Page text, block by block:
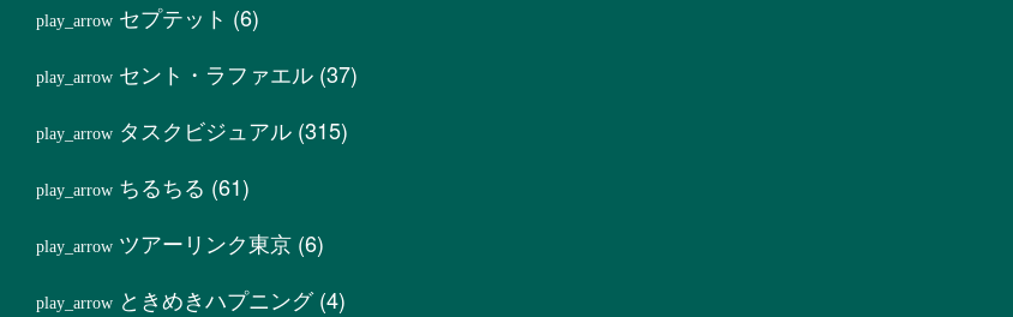
セプテット (6)
セント・ラファエル (37)
タスクビジュアル (315)
ちるちる (61)
ツアーリンク東京 (6)
ときめきハプニング(4)